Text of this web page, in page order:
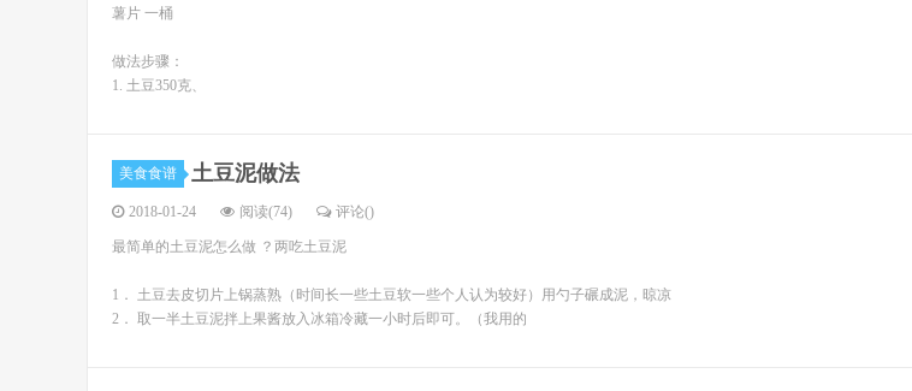
薯片 一桶
做法步骤：
1. 土豆350克、
美食食谱 土豆泥做法
2018-01-24 阅读(74) 评论()
最简单的土豆泥怎么做 ？两吃土豆泥
1． 土豆去皮切片上锅蒸熟（时间长一些土豆软一些个人认为较好）用勺子碾成泥，晾凉
2． 取一半土豆泥拌上果酱放入冰箱冷藏一小时后即可。（我用的